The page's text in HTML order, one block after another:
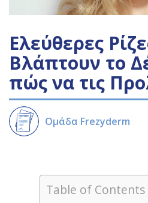
Ελεύθερες
Βλάπτουν το
πώς να τις
Ομάδα Frezyderm
Table of Contents